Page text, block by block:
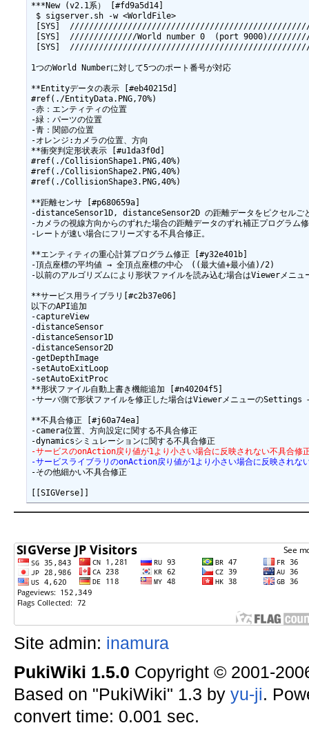
***New (v2.1系） [#fd9a5d14]
$ sigserver.sh -w <WorldFile>
[SYS]
[SYS]  //////////////World number 0  (port
[SYS]
1つのWorld Numberに対して5つのポート番号が対応
**Entityデータの表示 [#eb40215d]
#ref(./EntityData.PNG,70%)
-赤：エンティティの位置
-緑：パーツの位置
-青：関節の位置
-オレンジ:カメラの位置、方向
**衝突判定形状表示 [#u1da3f0d]
#ref(./CollisionShape1.PNG,40%)
#ref(./CollisionShape2.PNG,40%)
#ref(./CollisionShape3.PNG,40%)
**距離センサ [#p680659a]
-distanceSensor1D, distanceSensor2D の距離データをピクセルご
-カメラの視線方向からのずれた場合の距離データのずれ補正プログラム
-レートが速い場合にフリーズする不具合修正。
**エンティティの重心計算プログラム修正 [#y32e401b]
-頂点座標の平均値 → 全頂点座標の中心　((最大値+最小値)/2)
-以前のアルゴリズムにより形状ファイルを読み込む場合は
**サービス用ライブラリ[#c2b37e06]
以下のAPI追加
-captureView
-distanceSensor
-distanceSensor1D
-distanceSensor2D
-getDepthImage
-setAutoExitLoop
-setAutoExitProc
**形状ファイル自動上書き機能追加 [#n40204f5]
-サーバ側で形状ファイルを修正した場合はViewerメニューの
**不具合修正 [#j60a74ea]
-camera位置、方向設定に関する不具合修正
-サービスのonAction戻り値が1より小さい場合に反映されない不具合修
-サービスライブラリのonAction戻り値が1より小さい場合に反映されな
-その他細かい不具合修正
Site admin: inamura
PukiWiki 1.5.0 Copyright © 2001-
Based on "PukiWiki" 1.3 by yu-ji.
convert time: 0.001 sec.